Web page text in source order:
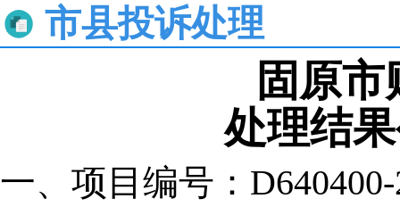
市县投诉处理
固原
处理结
一、项目编号：